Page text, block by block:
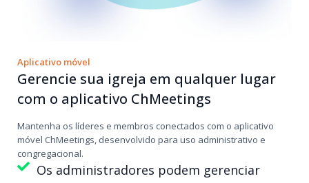
Aplicativo móvel
Gerencie sua igreja em qualquer lugar
com o aplicativo ChMeetings
Mantenha os líderes e membros conectados com o aplicativo
móvel ChMeetings, desenvolvido para uso administrativo e
congregacional.
Os administradores podem gerenciar